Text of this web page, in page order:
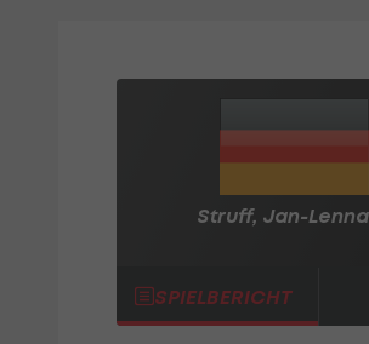
Struff, Jan-
SPIELBERICHT